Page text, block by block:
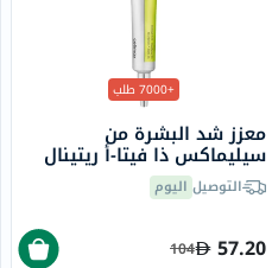
+7000 طلب
معزز شد البشرة من
سيليماكس ذا فيتا-أ ريتينال
شوت، 15 مل
التوصيل اليوم
57.20
104